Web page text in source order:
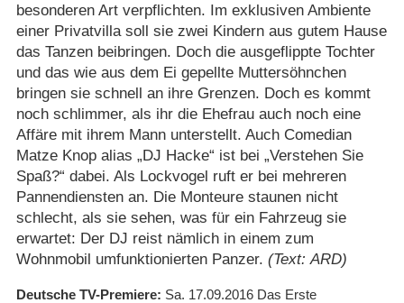
besonderen Art verpflichten. Im exklusiven Ambiente
einer Privatvilla soll sie zwei Kindern aus gutem Hause
das Tanzen beibringen. Doch die ausgeflippte Tochter
und das wie aus dem Ei gepellte Muttersöhnchen
bringen sie schnell an ihre Grenzen. Doch es kommt
noch schlimmer, als ihr die Ehefrau auch noch eine
Affäre mit ihrem Mann unterstellt. Auch Comedian
Matze Knop alias „DJ Hacke“ ist bei „Verstehen Sie
Spaß?“ dabei. Als Lockvogel ruft er bei mehreren
Pannendiensten an. Die Monteure staunen nicht
schlecht, als sie sehen, was für ein Fahrzeug sie
erwartet: Der DJ reist nämlich in einem zum
Wohnmobil umfunktionierten Panzer. (Text: ARD)
Deutsche TV-Premiere Sa. 17.09.2016 Das Erste